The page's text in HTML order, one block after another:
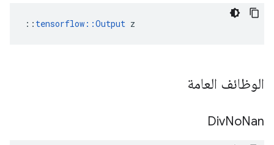
:: tensorflow::Output z
الوظائف العامة
DivNoNan